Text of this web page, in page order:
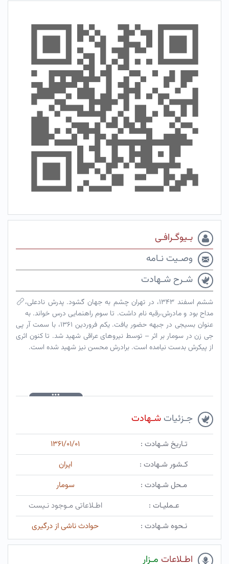
بـیوگـرافـی
وصـیت نـامه
شـرح شـهادت
ششم اسفند ۱۳۴۳، در تهران چشم به جهان گشود. پدرش نادعلی،
مداح بود و مادرش،رقیه نام داشت. تا سوم راهنمایی درس خواند. به
عنوان بسیجی در جبهه حضور یافت. یکم فروردین ۱۳۶۱، با سمت آر پی
جی زن در سومار بر اثر – توسط نیروهای عراقی شهید شد. تا کنون اثری
از پیکرش بدست نیامده است. برادرش محسن نیز شهید شده است.
جـزئیات شـهادت
تـاریخ شـهادت :
۱۳۶۱/۰۱/۰۱
کـشور شـهادت :
ایران
مـحل شـهادت :
سومار
عـملیـات :
اطـلاعاتی مـوجود نـیست
نـحوه شـهادت :
حوادث ناشی از درگیری
اطـلاعات مـزار